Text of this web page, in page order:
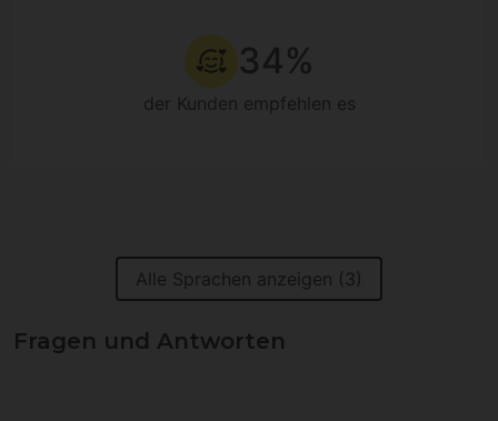
34%
der Kunden empfehlen es
Alle Sprachen anzeigen (3)
Fragen und Antworten